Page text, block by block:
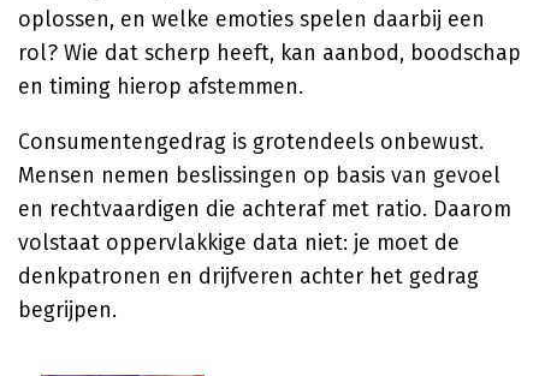
oplossen, en welke emoties spelen daarbij een
rol? Wie dat scherp heeft, kan aanbod, boodschap
en timing hierop afstemmen.
Consumentengedrag is grotendeels onbewust.
Mensen nemen beslissingen op basis van gevoel
en rechtvaardigen die achteraf met ratio. Daarom
volstaat oppervlakkige data niet: je moet de
denkpatronen en drijfveren achter het gedrag
begrijpen.